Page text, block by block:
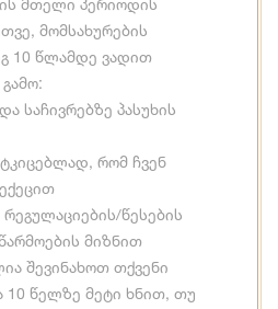
მთელი პერიოდის
მომსახურების
10 წლამდე ვადით
საჩივრებზე პასუხის
რომ ჩვენ
წესების
მიზნით
შევინახოთ თქვენი
10 წელზე მეტი ხნით, თუ